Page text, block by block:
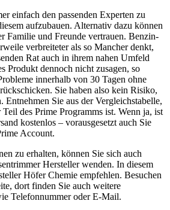
einfach den passenden Experten zu
aufzubauen. Alternativ dazu können
Familie und Freunde vertrauen. Benzin-
verbreiteter als so Mancher denkt,
Rat auch in ihrem nahen Umfeld
Produkt dennoch nicht zusagen, so
innerhalb von 30 Tagen ohne
Sie haben also kein Risiko,
Entnehmen Sie aus der Vergleichstabelle,
des Prime Programms ist. Wenn ja, ist
kostenlos – vorausgesetzt auch Sie
Account.
zu erhalten, können Sie sich auch
Hersteller wenden. In diesem
Höfer Chemie empfehlen. Besuchen
dort finden Sie auch weitere
Telefonnummer oder E-Mail.